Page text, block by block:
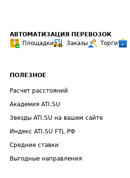
АВТОМАТИЗАЦИЯ ПЕРЕВОЗОК
Площадки
Заказы Торги
ПОЛЕЗНОЕ
Расчет расстояний
Академия ATI.SU
Звезды ATI.SU на вашем сайте
Индекс ATI.SU FTL РФ
Средние ставки
Выгодные направления